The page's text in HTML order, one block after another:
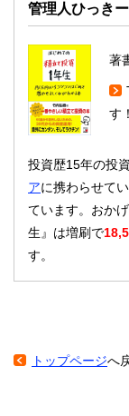
管理人ひっき
著
す！
投資歴15年の投
アに携わらせて
ています。おか
生』は増刷で
す。
トップページへ